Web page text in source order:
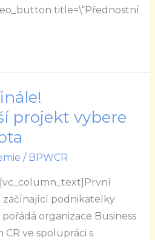
title=\“Přednostní
projekt vybere
/ BPWCR
začínající podnikatelky
organizace Business
CR ve spolupráci s